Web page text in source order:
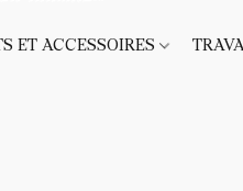
ET ACCESSOIRES